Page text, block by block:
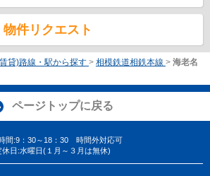
物件リクエスト
貸)路線・駅から探す > 相模鉄道相鉄本線 > 海老名
ページトップに戻る
間:9：30～18：30 時間外対応可
休日:水曜日(１月～３月は無休)